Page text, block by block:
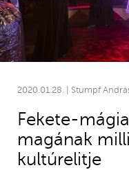
2020.01.28. | Stumpf
Fekete-
magának
kultúrelitje